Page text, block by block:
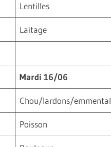
Lentilles
Laitage
Mardi 16/06
Chou/lardons/emmental
Poisson